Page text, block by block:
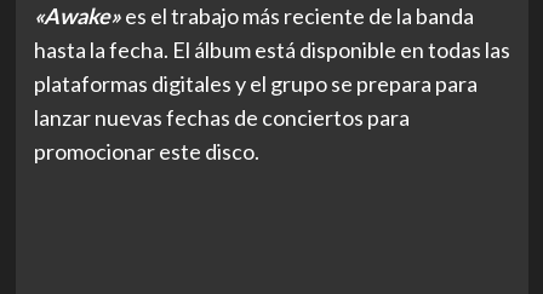
«Awake»es el trabajo más reciente de la banda
hasta la fecha. El álbum está disponible en todas las
plataformas digitales y el grupo se prepara para
lanzar nuevas fechas de conciertos para
promocionar este disco.